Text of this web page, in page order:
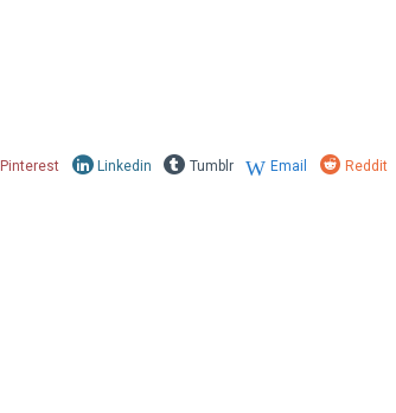
Pinterest Linkedin Tumblr Email Reddit